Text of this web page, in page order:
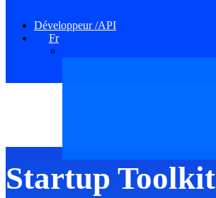
Développeur /API
Fr
Startup Toolkit